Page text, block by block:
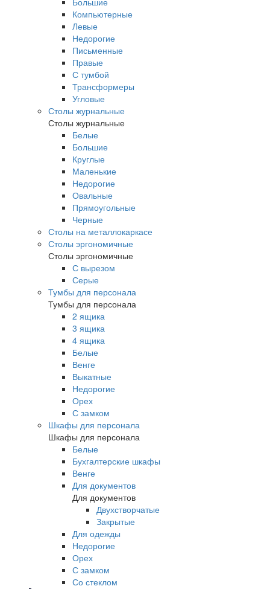
Компьютерные
Левые
Недорогие
Письменные
Правые
С тумбой
Трансформеры
Угловые
Столы журнальные
Столы журнальные
Белые
Большие
Круглые
Маленькие
Недорогие
Овальные
Прямоугольные
Черные
Столы на металлокаркасе
Столы эргономичные
Столы эргономичные
С вырезом
Серые
Тумбы для персонала
Тумбы для персонала
2 ящика
3 ящика
4 ящика
Белые
Венге
Выкатные
Недорогие
Орех
С замком
Шкафы для персонала
Шкафы для персонала
Белые
Бухгалтерские шкафы
Венге
Для документов
Для документов
Двухстворчатые
Закрытые
Для одежды
Недорогие
Орех
С замком
Со стеклом